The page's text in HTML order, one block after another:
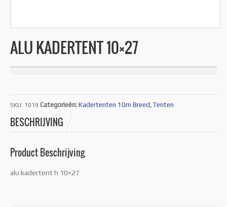
ALU KADERTENT 10×27
SKU: 1019 Categorieën: Kadertenten 10m Breed , Tenten
BESCHRIJVING
Product Beschrijving
alu kadertent h 10×27